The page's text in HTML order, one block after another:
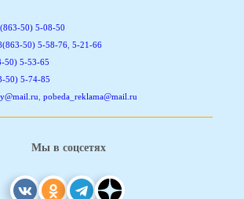
50) 5-08-50
50) 5-58-76 5-21-66
50) 5-53-65
50) 5-74-85
pobeda_reklama@mail.ru
Мы в соцсетях